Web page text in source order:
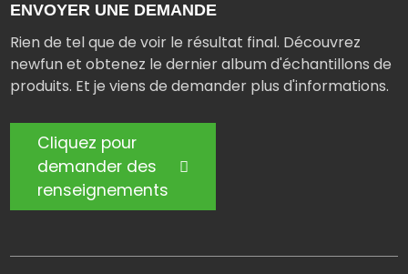
ENVOYER UNE DEMANDE
Rien de tel que de voir le résultat final. Découvrez
newfun et obtenez le dernier album d'échantillons de
produits. Et je viens de demander plus d'informations.
Cliquez pour
demander des
renseignements